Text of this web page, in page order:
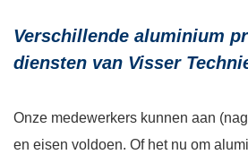
Verschillende aluminium
diensten van Visser
Onze medewerkers kunnen aan
en eisen voldoen. Of het nu om